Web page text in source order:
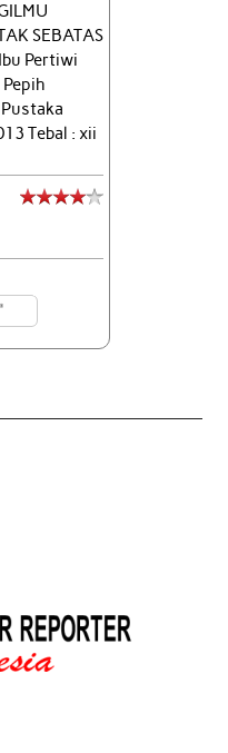
SEBATAS
Pertiwi
Tebal : xii